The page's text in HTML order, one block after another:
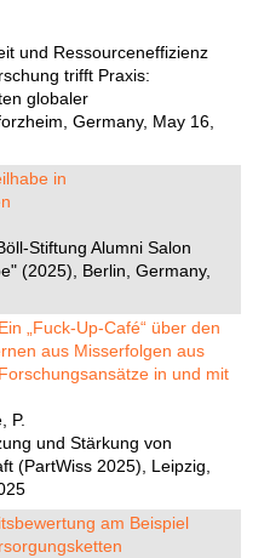
und Ressourceneffizienz
trifft Praxis:
globaler
Germany, May 16,
in
Stiftung Alumni Salon
(2025), Berlin, Germany,
„Fuck-Up-Café“ über den
aus Misserfolgen aus
in und mit
P.
und Stärkung von
(PartWiss 2025), Leipzig,
am Beispiel